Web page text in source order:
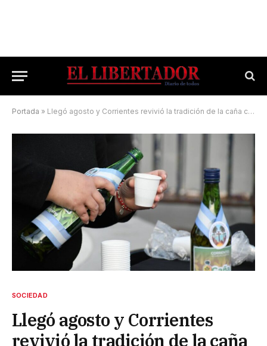
Portada » Llegó agosto y Corrientes revivió la tradición de la caña con ruda
SOCIEDAD
Llegó agosto y Corrientes
revivió la tradición de la caña